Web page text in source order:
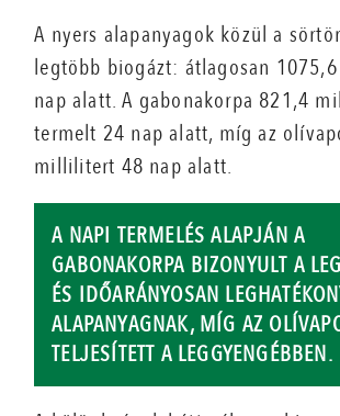
A nyers alapanyagok közül a
legtöbb biogázt: átlagosan
nap alatt. A gabonakorpa 821,4
termelt 24 nap alatt, míg az
millilitert 48 nap alatt.
A NAPI TERMELÉS ALAPJÁN A
GABONAKORPA BIZONYULT A
ÉS IDŐARÁNYOSAN
ALAPANYAGNAK, MÍG AZ
TELJESÍTETT A LEGGYENGÉBBEN.